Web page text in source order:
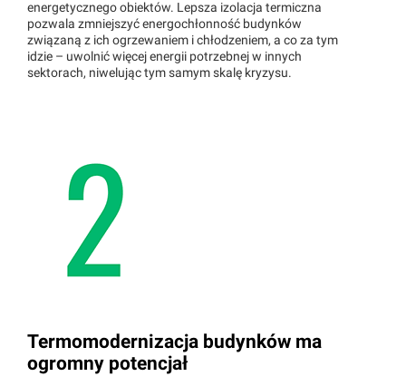
energetycznego obiektów. Lepsza izolacja termiczna
pozwala zmniejszyć energochłonność budynków
związaną z ich ogrzewaniem i chłodzeniem, a co za tym
idzie – uwolnić więcej energii potrzebnej w innych
sektorach, niwelując tym samym skalę kryzysu.
Termomodernizacja budynków ma
ogromny potencjał